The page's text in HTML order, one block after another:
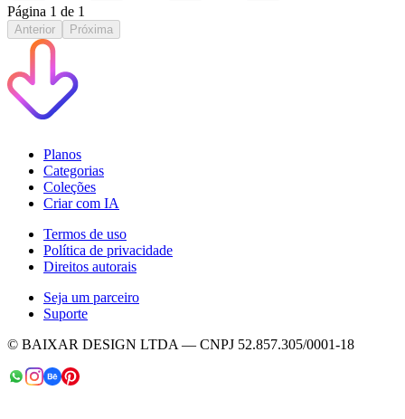
Página 1 de 1
Anterior Próxima
Planos
Categorias
Coleções
Criar com IA
Termos de uso
Política de privacidade
Direitos autorais
Seja um parceiro
Suporte
© BAIXAR DESIGN LTDA — CNPJ 52.857.305/0001-18